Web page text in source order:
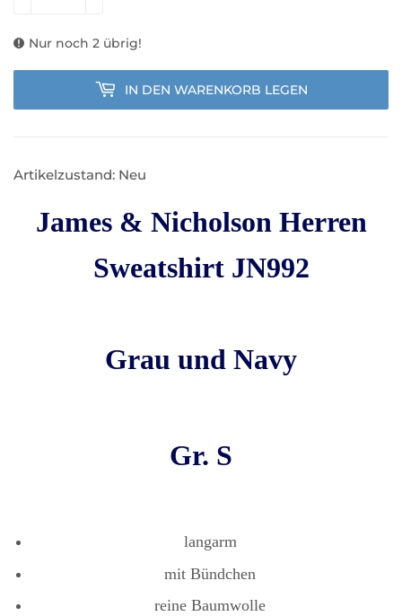
Nur noch 2 übrig!
IN DEN WARENKORB LEGEN
Artikelzustand: Neu
James & Nicholson Herren
Sweatshirt JN992
Grau und Navy
Gr. S
langarm
mit Bündchen
reine Baumwolle